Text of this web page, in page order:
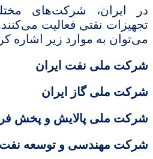
در ایران، شرکت‌های
تجهیزات نفتی فعالیت
می‌توان به موارد زیر اشاره
شرکت ملی نفت ایران
شرکت ملی گاز ایران
شرکت ملی پالایش و پخش
شرکت مهندسی و توسعه نفت